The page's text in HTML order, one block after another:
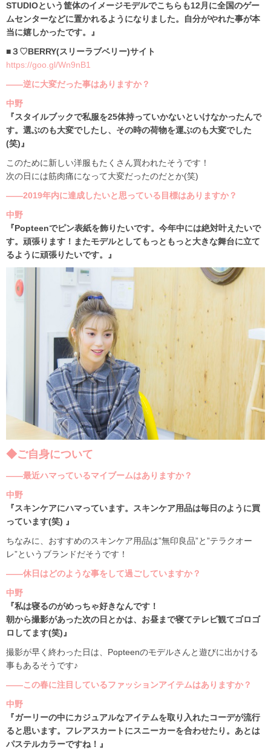
STUDIOという筐体のイメージモデルでこちらも12月に全国のゲー
ムセンターなどに置かれるようになりました。自分がやれた事が本
当に嬉しかったです。』
■３♡BERRY(スリーラブベリー)サイト
https://goo.gl/Wn9nB1
――逆に大変だった事はありますか？
中野
『スタイルブックで私服を25体持っていかないといけなかったんで
す。選ぶのも大変でしたし、その時の荷物を運ぶのも大変でした
(笑)』
このために新しい洋服もたくさん買われたそうです！
次の日には筋肉痛になって大変だったのだとか(笑)
――2019年内に達成したいと思っている目標はありますか？
中野
『Popteenでピン表紙を飾りたいです。今年中には絶対叶えたいで
す。頑張ります！またモデルとしてもっともっと大きな舞台に立て
るように頑張りたいです。』
◆ご自身について
――最近ハマっているマイブームはありますか？
中野
『スキンケアにハマっています。スキンケア用品は毎日のように買
っています(笑) 』
ちなみに、おすすめのスキンケア用品は”無印良品”と”テラクオー
レ”というブランドだそうです！
――休日はどのような事をして過ごしていますか？
中野
『私は寝るのがめっちゃ好きなんです！
朝から撮影があった次の日とかは、お昼まで寝てテレビ観てゴロゴ
ロしてます(笑)』
撮影が早く終わった日は、Popteenのモデルさんと遊びに出かける
事もあるそうです♪
――この春に注目しているファッションアイテムはありますか？
中野
『ガーリーの中にカジュアルなアイテムを取り入れたコーデが流行
ると思います。フレアスカートにスニーカーを合わせたり。あとは
パステルカラーですね！』